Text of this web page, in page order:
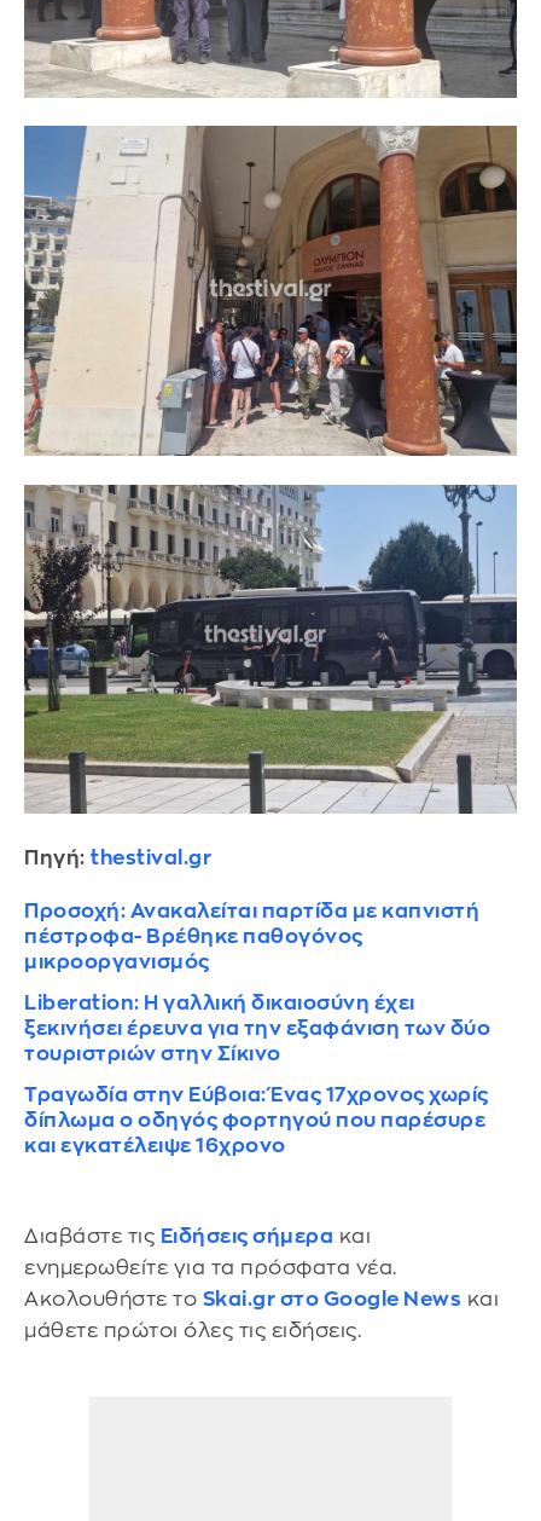
Πηγή: thestival.gr
Προσοχή: Ανακαλείται παρτίδα με καπνιστή
πέστροφα- Βρέθηκε παθογόνος
μικροοργανισμός
Liberation: Η γαλλική δικαιοσύνη έχει
ξεκινήσει έρευνα για την εξαφάνιση των δύο
τουριστριών στην Σίκινο
Τραγωδία στην Εύβοια: Ένας 17χρονος χωρίς
δίπλωμα ο οδηγός φορτηγού που παρέσυρε
και εγκατέλειψε 16χρονο
Διαβάστε τις Ειδήσεις σήμερα και
ενημερωθείτε για τα πρόσφατα νέα.
Ακολουθήστε το Skai.gr στο Google News και
μάθετε πρώτοι όλες τις ειδήσεις.